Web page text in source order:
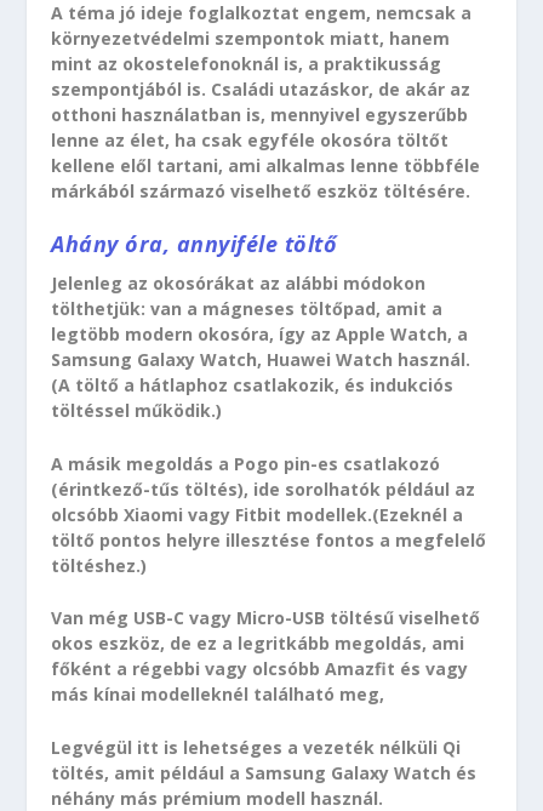
A téma jó ideje foglalkoztat engem, nemcsak a
környezetvédelmi szempontok miatt, hanem
mint az okostelefonoknál is, a praktikusság
szempontjából is. Családi utazáskor, de akár az
otthoni használatban is, mennyivel egyszerűbb
lenne az élet, ha csak egyféle okosóra töltőt
kellene elől tartani, ami alkalmas lenne többféle
márkából származó viselhető eszköz töltésére.
Ahány óra, annyiféle töltő
Jelenleg az okosórákat az alábbi módokon
tölthetjük: van a mágneses töltőpad, amit a
legtöbb modern okosóra, így az Apple Watch, a
Samsung Galaxy Watch, Huawei Watch használ.
(A töltő a hátlaphoz csatlakozik, és indukciós
töltéssel működik.)
A másik megoldás a Pogo pin-es csatlakozó
(érintkező-tűs töltés), ide sorolhatók például az
olcsóbb Xiaomi vagy Fitbit modellek.(Ezeknél a
töltő pontos helyre illesztése fontos a megfelelő
töltéshez.)
Van még USB-C vagy Micro-USB töltésű viselhető
okos eszköz, de ez a legritkább megoldás, ami
főként a régebbi vagy olcsóbb Amazfit és vagy
más kínai modelleknél található meg,
Legvégül itt is lehetséges a vezeték nélküli Qi
töltés, amit például a Samsung Galaxy Watch és
néhány más prémium modell használ.